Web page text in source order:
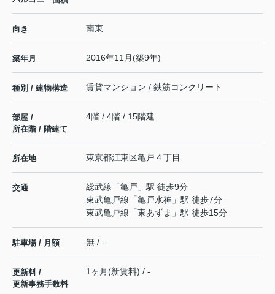
向き 南東
築年月 2016年11月(築9年)
種別 / 建物構造 賃貸マンション / 鉄筋コンクリート
部屋 /
所在階 / 階建て
4階 / 4階 / 15階建
所在地 東京都江東区亀戸 ４丁目
交通 総武線 「亀戸 」駅 徒歩9分
東武亀戸線 「亀戸水神 」駅 徒歩7分
東武亀戸線 「東あずま 」駅 徒歩15分
駐車場 / 月額 無 / -
更新料 /
更新事務手数料
1ヶ月(新賃料) / -